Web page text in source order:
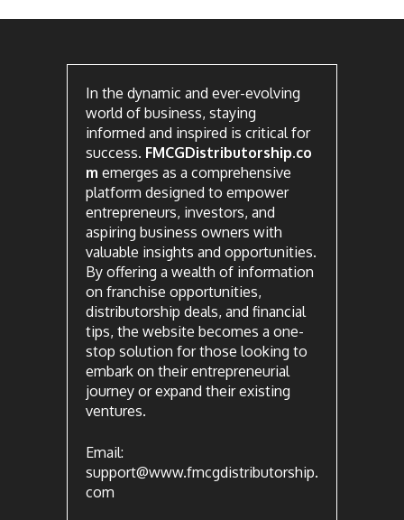
In the dynamic and ever-evolving
world of business, staying
informed and inspired is critical for
success. FMCGDistributorship.co
m emerges as a comprehensive
platform designed to empower
entrepreneurs, investors, and
aspiring business owners with
valuable insights and opportunities.
By offering a wealth of information
on franchise opportunities,
distributorship deals, and financial
tips, the website becomes a one-
stop solution for those looking to
embark on their entrepreneurial
journey or expand their existing
ventures.
Email:
support@www.fmcgdistributorship.
com